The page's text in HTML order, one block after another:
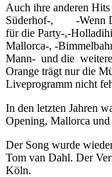
Auch ihre anderen
Süderhof-, -Wenn
für die Party-,-
Mallorca-, -
Mann- und die
Orange trägt nur die
Liveprogramm nicht
In den letzten Jahren
Opening, Mallorca
Der Song wurde
Tom van Dahl. Der
Köln.